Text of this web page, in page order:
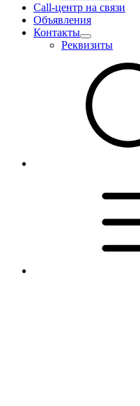
Call-центр на связи
Объявления
Контакты
Реквизиты